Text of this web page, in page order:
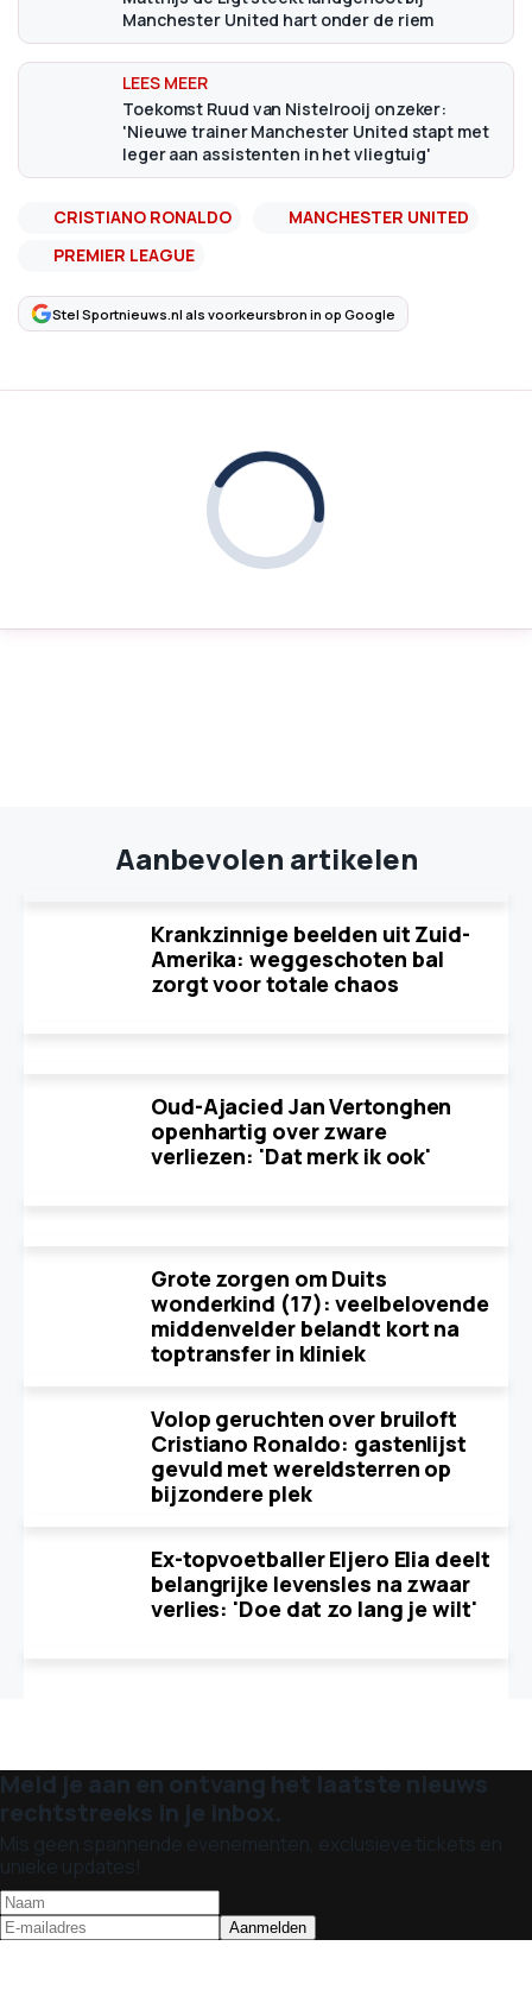
Manchester United hart onder de riem
Toekomst Ruud van Nistelrooij onzeker:
'Nieuwe trainer Manchester United stapt met
leger aan assistenten in het vliegtuig'
CRISTIANO RONALDO
MANCHESTER UNITED
PREMIER LEAGUE
Stel Sportnieuws.nl als voorkeursbron in op Google
Aanbevolen artikelen
Krankzinnige beelden uit Zuid-
Amerika: weggeschoten bal
zorgt voor totale chaos
Oud-Ajacied Jan Vertonghen
openhartig over zware
verliezen: 'Dat merk ik ook'
Grote zorgen om Duits
wonderkind (17): veelbelovende
middenvelder belandt kort na
toptransfer in kliniek
Volop geruchten over bruiloft
Cristiano Ronaldo: gastenlijst
gevuld met wereldsterren op
bijzondere plek
Ex-topvoetballer Eljero Elia deelt
belangrijke levensles na zwaar
verlies: 'Doe dat zo lang je wilt'
Meld je aan en ontvang het laatste nieuws
rechtstreeks in je inbox.
Mis geen spannende evenementen, exclusieve tickets en
unieke updates!